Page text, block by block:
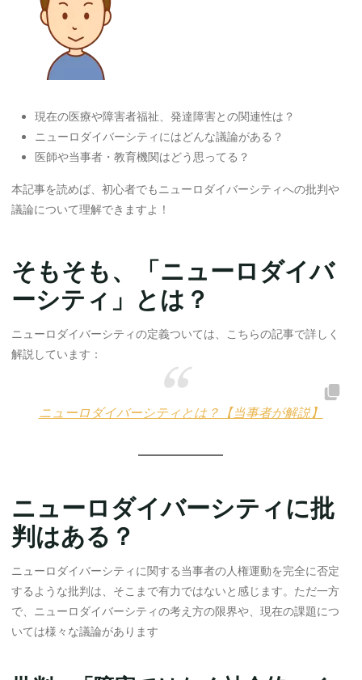
現在の医療や障害者福祉、発達障害との関連性は？
ニューロダイバーシティにはどんな議論がある？
医師や当事者・教育機関はどう思ってる？
本記事を読めば、初心者でもニューロダイバーシティへの批判や
議論について理解できますよ！
そもそも、「ニューロダイバ
ーシティ」とは？
ニューロダイバーシティの定義ついては、こちらの記事で詳しく
解説しています：
ニューロダイバーシティとは？【当事者が解説】
ニューロダイバーシティに批
判はある？
ニューロダイバーシティに関する当事者の人権運動を完全に否定
するような批判は、そこまで有力ではないと感じます。ただ一方
で、ニューロダイバーシティの考え方の限界や、現在の課題につ
いては様々な議論があります